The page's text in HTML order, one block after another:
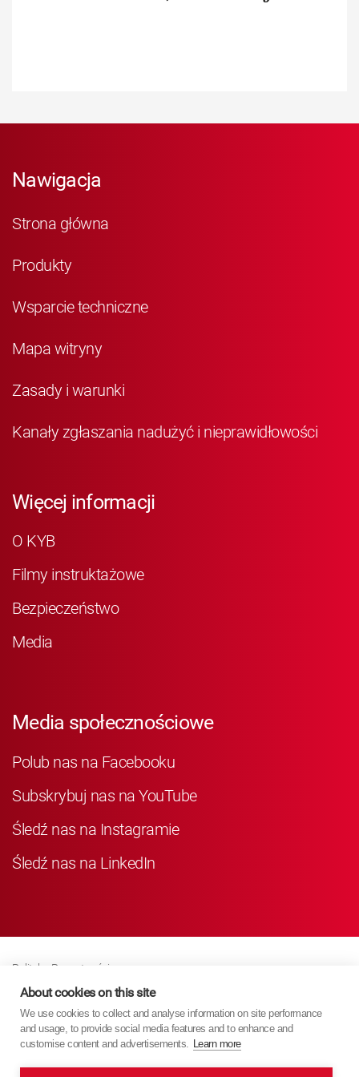
Nawigacja
Strona główna
Produkty
Wsparcie techniczne
Mapa witryny
Zasady i warunki
Kanały zgłaszania nadużyć i nieprawidłowości
Więcej informacji
O KYB
Filmy instruktażowe
Bezpieczeństwo
Media
Media społecznościowe
Polub nas na Facebooku
Subskrybuj nas na YouTube
Śledź nas na Instagramie
Śledź nas na LinkedIn
Polityka Prywatności
Business Partner Privacy
Polityka Dotycząca Plików Cookie
Modern Slavery Act Policy
About cookies on this site
We use cookies to collect and analyse information on site performance
and usage, to provide social media features and to enhance and
customise content and advertisements. Learn more